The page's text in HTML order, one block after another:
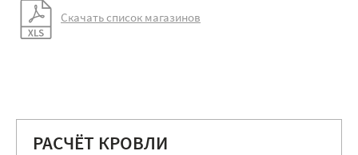
Скачать список магазинов
РАСЧЁТ КРОВЛИ